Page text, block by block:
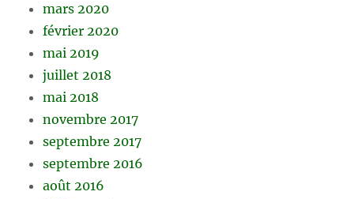
mars 2020
février 2020
mai 2019
juillet 2018
mai 2018
novembre 2017
septembre 2017
septembre 2016
août 2016